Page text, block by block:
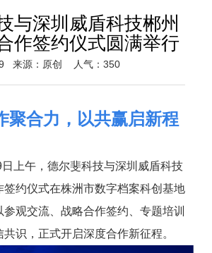
与深圳威盾科技郴州
作签约仪式圆满举行
来源：原创 人气：350
聚合力，以共赢启新程
上午，德尔斐科技与深圳威盾科技
签约仪式在株洲市数字档案科创基地
观交流、战略合作签约、专题培训
识，正式开启深度合作新征程。